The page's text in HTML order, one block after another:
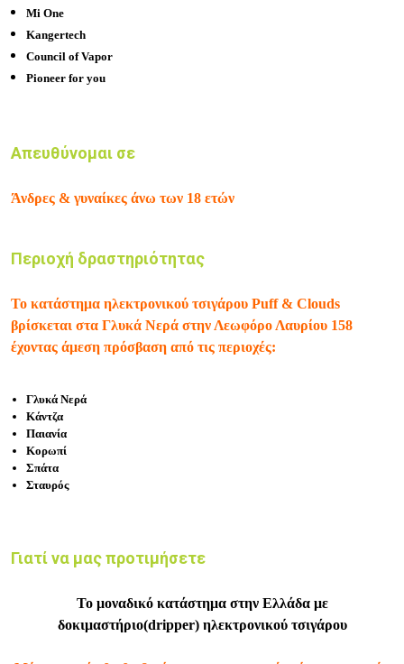
Mi One
Kangertech
Council of Vapor
Pioneer for you
Απευθύνομαι σε
Άνδρες & γυναίκες άνω των 18 ετών
Περιοχή δραστηριότητας
Το κατάστημα ηλεκτρονικού τσιγάρου Puff & Clouds
βρίσκεται στα Γλυκά Νερά στην Λεωφόρο Λαυρίου 158
έχοντας άμεση πρόσβαση από τις περιοχές:
Γλυκά Νερά
Κάντζα
Παιανία
Κορωπί
Σπάτα
Σταυρός
Γιατί να μας προτιμήσετε
Το μοναδικό κατάστημα στην Ελλάδα με
δοκιμαστήριο(dripper) ηλεκτρονικού τσιγάρου